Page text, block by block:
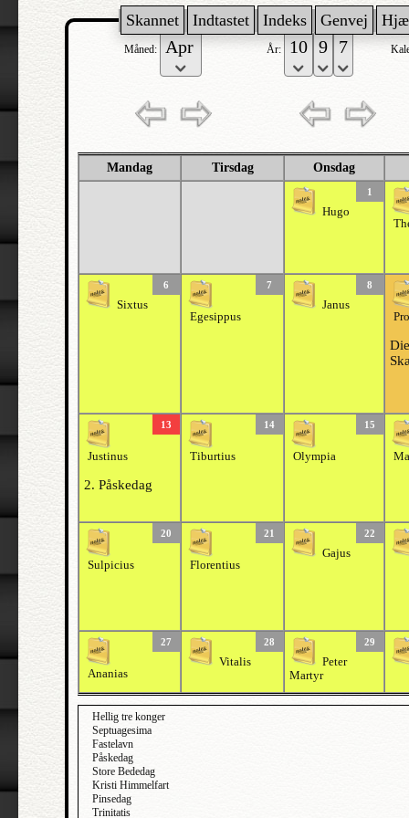
Skannet Indtastet Indeks Genvej
Måned: År:
Mandag Tirsdag Onsdag
1
Hugo
6
Sixtus
7
Egesippus
8
Janus
13
Justinus
2. Påskedag
14
Tiburtius
15
Olympia
20
Sulpicius
21
Florentius
22
Gajus
27
Ananias
28
Vitalis
29
Peter
Martyr
Hellig tre konger
Septuagesima
Fastelavn
Påskedag
Store Bededag
Kristi Himmelfart
Pinsedag
Trinitatis